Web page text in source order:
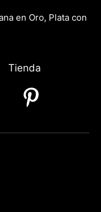
en Oro, Plata con
Tienda